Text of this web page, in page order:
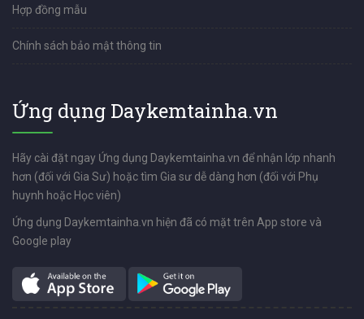
Hợp đồng mẫu
Chính sách bảo mật thông tin
Ứng dụng Daykemtainha.vn
Hãy cài đặt ngay Ứng dụng Daykemtainha.vn để nhận lớp nhanh
hơn (đối với Gia Sư) hoặc tìm Gia sư dễ dàng hơn (đối với Phụ
huynh hoặc Học viên)
Ứng dụng Daykemtainha.vn hiện đã có mặt trên App store và
Google play